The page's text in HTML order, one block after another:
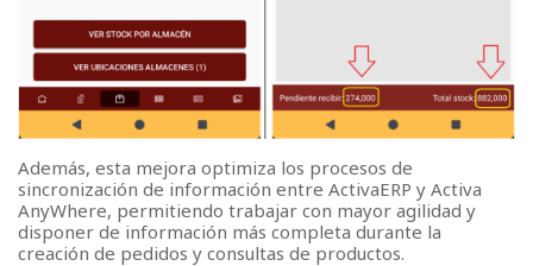
Además, esta mejora optimiza los procesos de
sincronización de información entre ActivaERP y Activa
AnyWhere, permitiendo trabajar con mayor agilidad y
disponer de información más completa durante la
creación de pedidos y consultas de productos.